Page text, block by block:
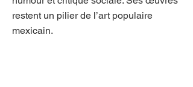
restent un pilier de l’art populaire
mexicain.